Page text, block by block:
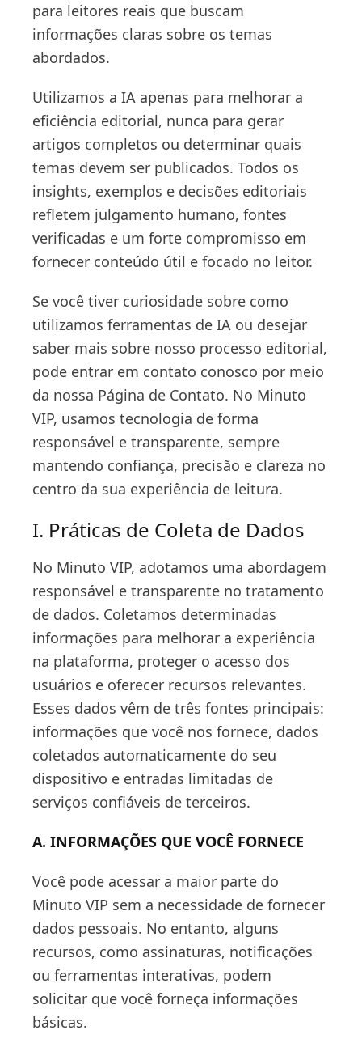
para leitores reais que buscam
informações claras sobre os temas
abordados.
Utilizamos a IA apenas para melhorar a
eficiência editorial, nunca para gerar
artigos completos ou determinar quais
temas devem ser publicados. Todos os
insights, exemplos e decisões editoriais
refletem julgamento humano, fontes
verificadas e um forte compromisso em
fornecer conteúdo útil e focado no leitor.
Se você tiver curiosidade sobre como
utilizamos ferramentas de IA ou desejar
saber mais sobre nosso processo editorial,
pode entrar em contato conosco por meio
da nossa Página de Contato. No Minuto
VIP, usamos tecnologia de forma
responsável e transparente, sempre
mantendo confiança, precisão e clareza no
centro da sua experiência de leitura.
I. Práticas de Coleta de Dados
No Minuto VIP, adotamos uma abordagem
responsável e transparente no tratamento
de dados. Coletamos determinadas
informações para melhorar a experiência
na plataforma, proteger o acesso dos
usuários e oferecer recursos relevantes.
Esses dados vêm de três fontes principais:
informações que você nos fornece, dados
coletados automaticamente do seu
dispositivo e entradas limitadas de
serviços confiáveis de terceiros.
A. INFORMAÇÕES QUE VOCÊ FORNECE
Você pode acessar a maior parte do
Minuto VIP sem a necessidade de fornecer
dados pessoais. No entanto, alguns
recursos, como assinaturas, notificações
ou ferramentas interativas, podem
solicitar que você forneça informações
básicas.